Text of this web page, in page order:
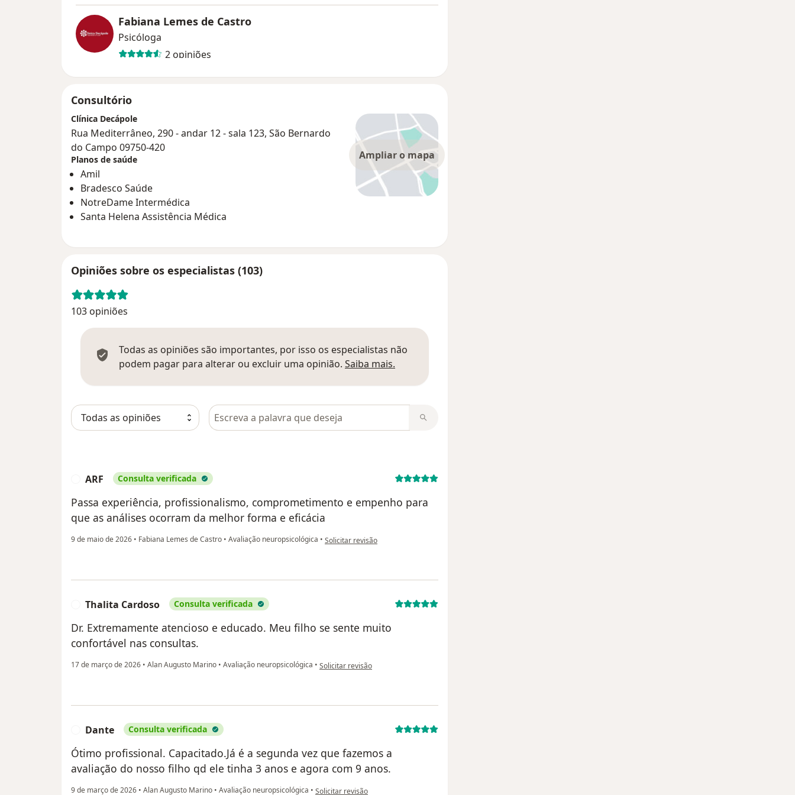
Fabiana Lemes de Castro
Psicóloga
2 opiniões
Consultório
Ampliar o mapa
Clínica Decápole
Rua Mediterrâneo, 290 - andar 12 - sala 123, São Bernardo
do Campo 09750-420
Planos de saúde
Amil
Bradesco Saúde
NotreDame Intermédica
Santa Helena Assistência Médica
Opiniões sobre os especialistas (103)
103 opiniões
Todas as opiniões são importantes, por isso os especialistas não
podem pagar para alterar ou excluir uma opinião. Saiba mais.
Pesquisar em opiniões
ARF Consulta verificada
Passa experiência, profissionalismo, comprometimento e empenho para
que as análises ocorram da melhor forma e eficácia
9 de maio de 2026 • Fabiana Lemes de Castro • Avaliação neuropsicológica • na opinião do utilizador ARF
Solicitar revisão
Thalita Cardoso Consulta verificada
Dr. Extremamente atencioso e educado. Meu filho se sente muito
confortável nas consultas.
17 de março de 2026 • Alan Augusto Marino • Avaliação neuropsicológica • na opinião do utilizador Thalita Cardoso
Solicitar revisão
Dante Consulta verificada
Ótimo profissional. Capacitado.Já é a segunda vez que fazemos a
avaliação do nosso filho qd ele tinha 3 anos e agora com 9 anos.
9 de março de 2026 • Alan Augusto Marino • Avaliação neuropsicológica • na opinião do utilizador Dante
Solicitar revisão